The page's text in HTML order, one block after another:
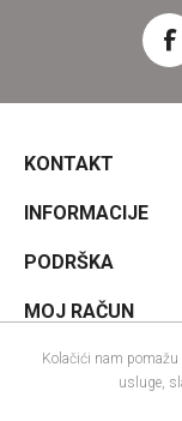
KONTAKT
INFORMACIJE
PODRŠKA
MOJ RAČUN
Kolačići nam
usluge,